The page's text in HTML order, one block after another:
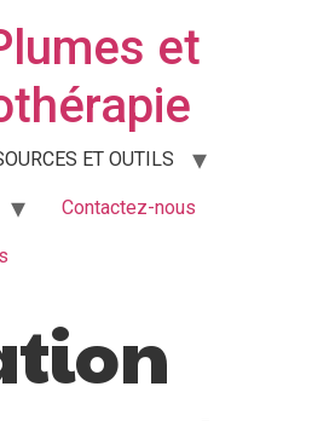
et
ET OUTILS
Contactez-nous